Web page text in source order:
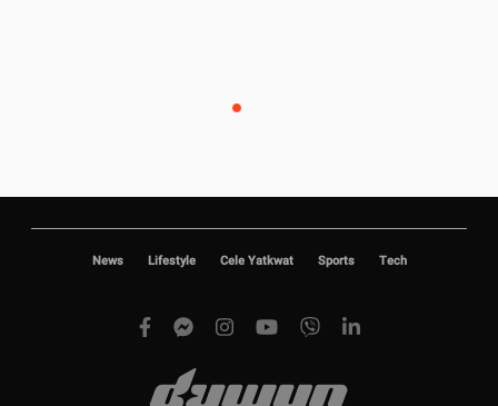
News Lifestyle Cele Yatkwat Sports Tech